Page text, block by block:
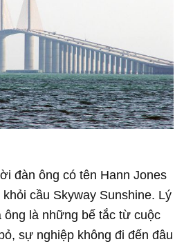
đàn ông có tên Hann Jones
cầu Skyway Sunshine. Lý
là những bế tắc từ cuộc
sự nghiệp không đi đến đâu